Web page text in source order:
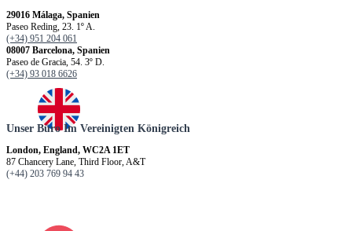
29016 Málaga, Spanien
Paseo Reding, 23. 1º A.
(+34) 951 204 061
08007 Barcelona, Spanien
Paseo de Gracia, 54. 3º D.
(+34) 93 018 6626
Unser Büro Im Vereinigten Königreich
London, England, WC2A 1ET
87 Chancery Lane, Third Floor, A&T
(+44) 203 769 94 43